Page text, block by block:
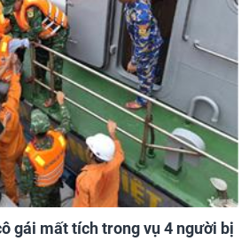
gái mất tích trong vụ 4 người bị